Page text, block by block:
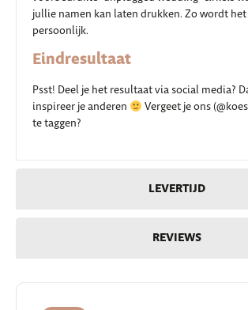
LEVERTIJD
REVIEWS
jullie namen kan laten drukken. Zo wordt
persoonlijk.
Eindresultaat
Psst! Deel je het resultaat via social media?
inspireer je anderen
Vergeet je ons
te taggen?